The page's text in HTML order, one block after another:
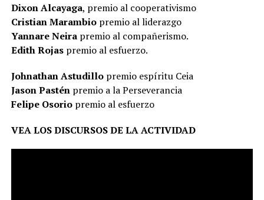
Dixon Alcayaga, premio al cooperativismo
Cristian Marambio premio al liderazgo
Yannare Neirapremio al compañerismo.
Edith Rojaspremio al esfuerzo.
Johnathan Astudillopremio espíritu Ceia
Jason Pasténpremio a la Perseverancia
Felipe Osorio premio al esfuerzo
VEA LOS DISCURSOS DE LA ACTIVIDAD